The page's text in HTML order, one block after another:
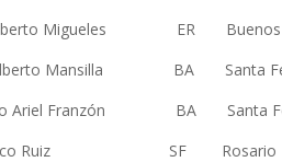
Migueles ER Buenos
Alberto Mansilla BA Santa
Ariel Franzón BA Santa
Federico Ruiz SF